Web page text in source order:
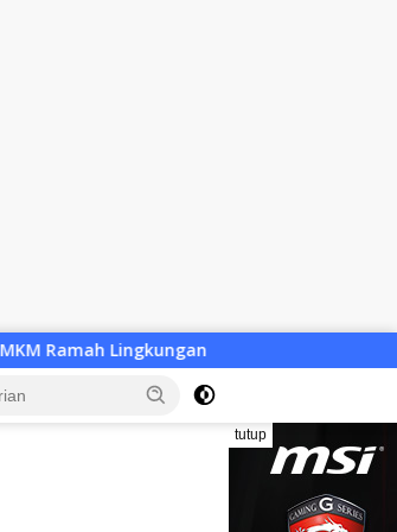
Desa Baru Tak Lagi Sekadar Wacana,
tutup